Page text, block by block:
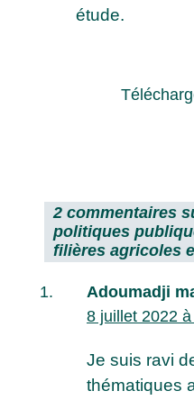
étude.
2 commentaires
politiques
filières agricoles
Adoumadji
8 juillet 2022
Je suis ravi
thématiques